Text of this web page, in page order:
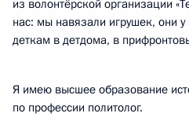
из волонтёрской организации
нас: мы навязали игрушек, они
деткам в детдома, в
Я имею высшее образование
по профессии политолог.